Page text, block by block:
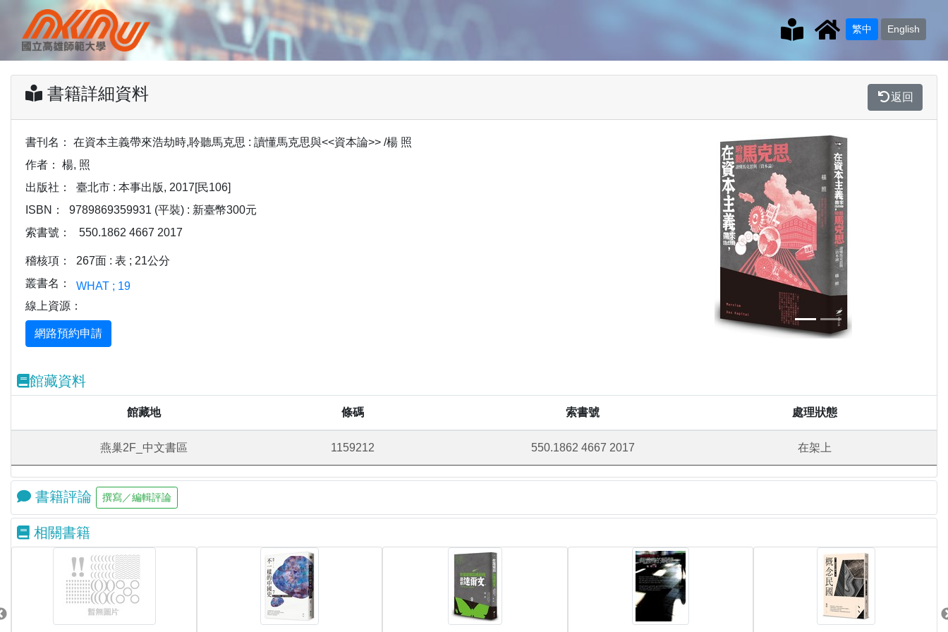
繁中 English
書籍詳細資料 返回
書刊名：
在資本主義帶來浩劫時,聆聽馬克思 : 讀懂馬克思與<<資本論>> /楊 照
作者：
楊, 照
出版社：
臺北市 : 本事出版, 2017[民106]
ISBN：
9789869359931 (平裝) : 新臺幣300元
索書號：
550.1862 4667 2017
稽核項：
267面 : 表 ; 21公分
叢書名：
WHAT ; 19
線上資源：
Previous
館藏資料
館藏地 條碼 索書號 處理狀態
燕巢2F_中文書區 1159212 550.1862 4667 2017 在架上
書籍評論
相關書籍